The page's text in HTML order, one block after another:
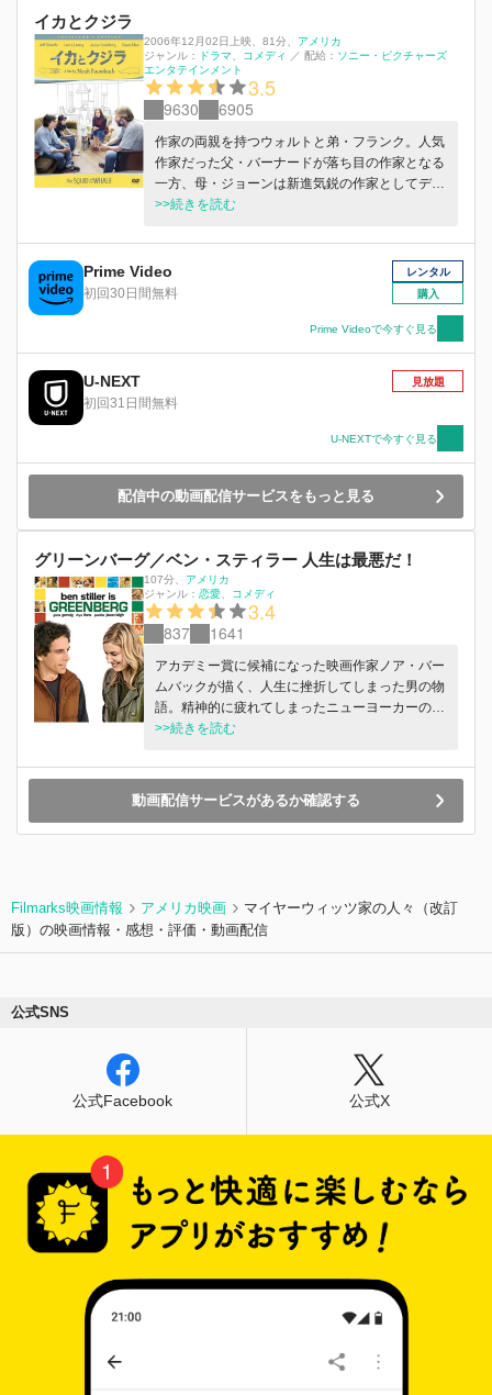
イカとクジラ
2006年12月02日上映 81分
アメリカ
ジャンル：
ドラマ コメディ ／ 配給： ソニー・ピクチャーズ
エンタテインメント
3.5
9630 6905
作家の両親を持つウォルトと弟・フランク。人気
作家だった父・バーナードが落ち目の作家となる
一方、母・ジョーンは新進気鋭の作家としてデビ
ューを控えていた。ある日、兄弟は両親の離婚を
こしい生活が始まる。
>>続きを読む
Prime Video
初回30日間無料
レンタル
購入
Prime Videoで今すぐ見る
U-NEXT
初回31日間無料
見放題
U-NEXTで今すぐ見る
配信中の動画配信サービスをもっと見る
グリーンバーグ／ベン・スティラー 人生は最悪だ！
107分
アメリカ
ジャンル： 恋愛 コメディ
3.4
837 1641
アカデミー賞に候補になった映画作家ノア・バー
ムバックが描く、人生に挫折してしまった男の物
語。精神的に疲れてしまったニューヨーカーのロ
ジャー・グリーンバーグをベン・スティラーが主
世し妻子持ちの弟の豪邸で留守番役をして居候し
ている。
>>続きを読む
動画配信サービスがあるか確認する
Filmarks映画情報 アメリカ映画
マイヤーウィッツ家の人々（改訂
版）の映画情報・感想・評価・動画配信
公式SNS
公式Facebook 公式X